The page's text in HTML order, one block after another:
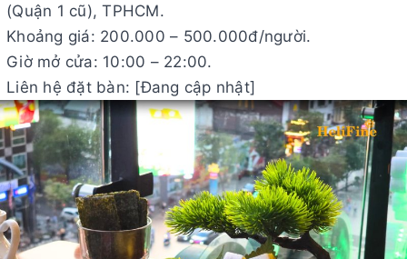
(Quận 1 cũ), TPHCM.
Khoảng giá: 200.000 – 500.000đ/người.
Giờ mở cửa: 10:00 – 22:00.
Liên hệ đặt bàn: [Đang cập nhật]